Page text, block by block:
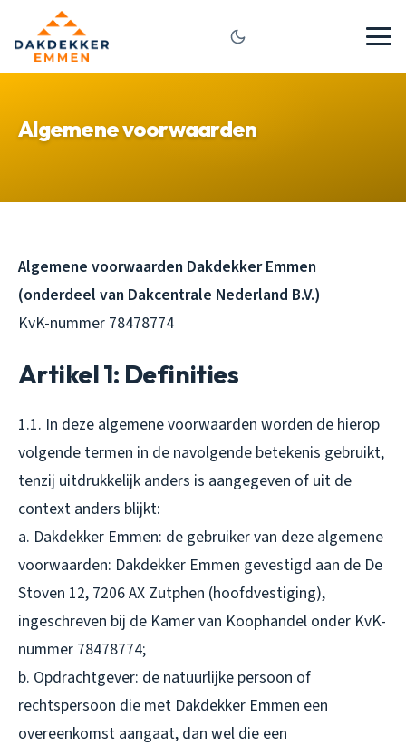
Algemene voorwaarden
Algemene voorwaarden Dakdekker Emmen
(onderdeel van Dakcentrale Nederland B.V.)
KvK-nummer 78478774
Artikel 1: Definities
1.1. In deze algemene voorwaarden worden de hierop
volgende termen in de navolgende betekenis gebruikt,
tenzij uitdrukkelijk anders is aangegeven of uit de
context anders blijkt:
a. Dakdekker Emmen: de gebruiker van deze algemene
voorwaarden: Dakdekker Emmen gevestigd aan de De
Stoven 12, 7206 AX Zutphen (hoofdvestiging),
ingeschreven bij de Kamer van Koophandel onder KvK-
nummer 78478774;
b. Opdrachtgever: de natuurlijke persoon of
rechtspersoon die met Dakdekker Emmen een
overeenkomst aangaat, dan wel die een